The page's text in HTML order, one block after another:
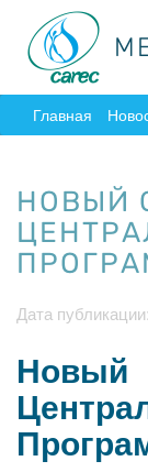
Главная
НОВЫЙ
Дата
Новый